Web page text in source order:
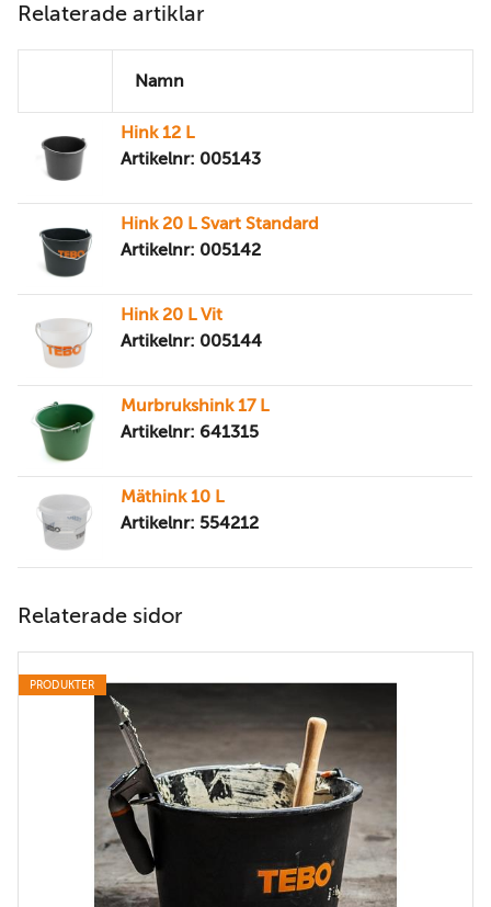
Relaterade artiklar
Namn
Hink 12 L
Artikelnr: 005143
Hink 20 L Svart Standard
Artikelnr: 005142
Hink 20 L Vit
Artikelnr: 005144
Murbrukshink 17 L
Artikelnr: 641315
Mäthink 10 L
Artikelnr: 554212
Relaterade sidor
PRODUKTER